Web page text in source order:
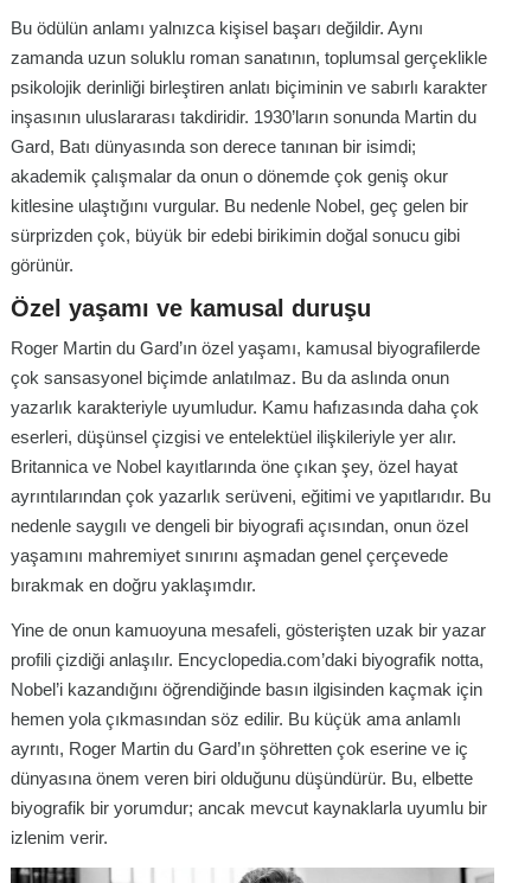
Bu ödülün anlamı yalnızca kişisel başarı değildir. Aynı
zamanda uzun soluklu roman sanatının, toplumsal gerçeklikle
psikolojik derinliği birleştiren anlatı biçiminin ve sabırlı karakter
inşasının uluslararası takdiridir. 1930’ların sonunda Martin du
Gard, Batı dünyasında son derece tanınan bir isimdi;
akademik çalışmalar da onun o dönemde çok geniş okur
kitlesine ulaştığını vurgular. Bu nedenle Nobel, geç gelen bir
sürprizden çok, büyük bir edebi birikimin doğal sonucu gibi
görünür.
Özel yaşamı ve kamusal duruşu
Roger Martin du Gard’ın özel yaşamı, kamusal biyografilerde
çok sansasyonel biçimde anlatılmaz. Bu da aslında onun
yazarlık karakteriyle uyumludur. Kamu hafızasında daha çok
eserleri, düşünsel çizgisi ve entelektüel ilişkileriyle yer alır.
Britannica ve Nobel kayıtlarında öne çıkan şey, özel hayat
ayrıntılarından çok yazarlık serüveni, eğitimi ve yapıtlarıdır. Bu
nedenle saygılı ve dengeli bir biyografi açısından, onun özel
yaşamını mahremiyet sınırını aşmadan genel çerçevede
bırakmak en doğru yaklaşımdır.
Yine de onun kamuoyuna mesafeli, gösterişten uzak bir yazar
profili çizdiği anlaşılır. Encyclopedia.com’daki biyografik notta,
Nobel’i kazandığını öğrendiğinde basın ilgisinden kaçmak için
hemen yola çıkmasından söz edilir. Bu küçük ama anlamlı
ayrıntı, Roger Martin du Gard’ın şöhretten çok eserine ve iç
dünyasına önem veren biri olduğunu düşündürür. Bu, elbette
biyografik bir yorumdur; ancak mevcut kaynaklarla uyumlu bir
izlenim verir.